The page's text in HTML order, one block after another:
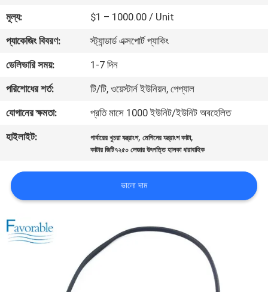
নিয়ন্ত্রণ
যোগাযোগ
করুন
খবর
জন্য
আবেদন
সাইট
মূল্য:
$1 – 1000.00 / Unit
প্যাকেজিং বিবরণ:
স্ট্যান্ডার্ড এক্সপোর্ট প্যাকিং
ডেলিভারি সময়:
1-7 দিন
পরিশোধের শর্ত:
টি/টি, ওয়েস্টার্ন ইউনিয়ন, পেপ্যাল
যোগানের ক্ষমতা:
প্রতি মাসে 1000 ইউনিট/ইউনিট অবহেলিত
হাইলাইট:
গার্বারের খুচরা যন্ত্রাংশ,মেশিনের যন্ত্রাংশ কাটা,
কাটার জিটি৭২৫০ লেজার উৎপত্তি হালকা ধারাবাহিক
ভালো দাম